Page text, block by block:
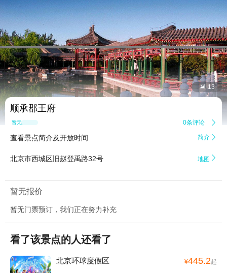
 13
顺承郡王府
暂无点评 0条评论 
查看景点简介及开放时间 简介 
北京市西城区旧赵登禹路32号 地图 
暂无报价
暂无门票预订，我们正在努力补充
看了该景点的人还看了
北京环球度假区 ¥445.2起
